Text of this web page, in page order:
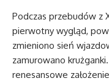
Podczas przebudów z
pierwotny wygląd,
zmieniono sień
zamurowano
renesansowe